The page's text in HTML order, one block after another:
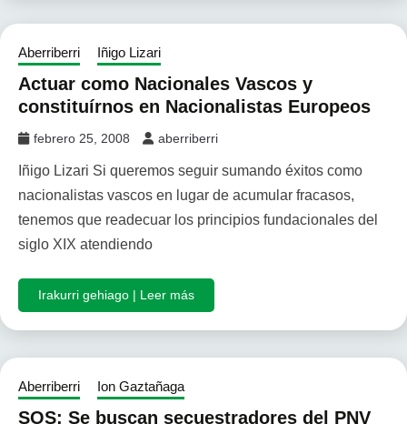
Aberriberri Iñigo Lizari
Actuar como Nacionales Vascos y
constituírnos en Nacionalistas Europeos
febrero 25, 2008 aberriberri
Iñigo Lizari Si queremos seguir sumando éxitos como
nacionalistas vascos en lugar de acumular fracasos,
tenemos que readecuar los principios fundacionales del
siglo XIX atendiendo
Irakurri gehiago | Leer más
Aberriberri Ion Gaztañaga
SOS: Se buscan secuestradores del PNV